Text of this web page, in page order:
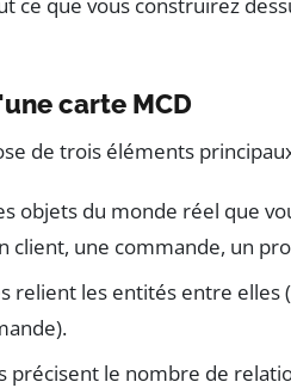
carte MCD
de trois éléments
objets du monde réel que
client, une commande, un
relient les entités entre elles
précisent le nombre de